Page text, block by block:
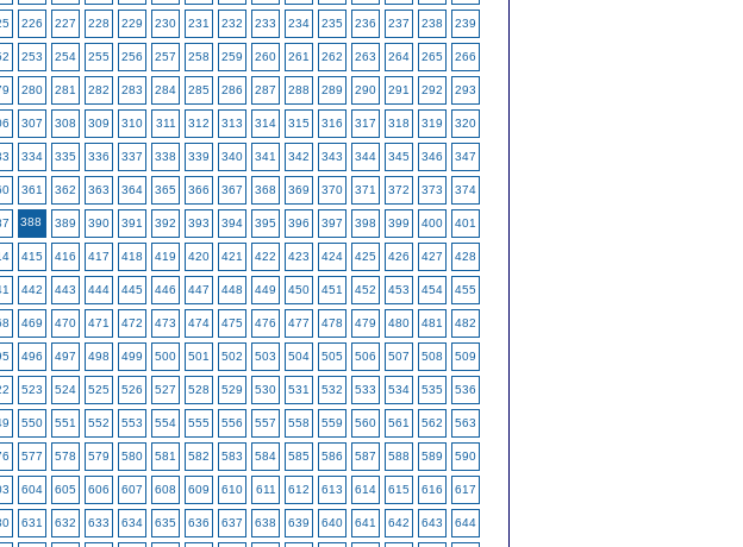
226 227 228 229 230 231 232 233 234 235 236 237 238 239
253 254 255 256 257 258 259 260 261 262 263 264 265 266
280 281 282 283 284 285 286 287 288 289 290 291 292 293
307 308 309 310 311 312 313 314 315 316 317 318 319 320
334 335 336 337 338 339 340 341 342 343 344 345 346 347
361 362 363 364 365 366 367 368 369 370 371 372 373 374
388 389 390 391 392 393 394 395 396 397 398 399 400 401
415 416 417 418 419 420 421 422 423 424 425 426 427 428
442 443 444 445 446 447 448 449 450 451 452 453 454 455
469 470 471 472 473 474 475 476 477 478 479 480 481 482
496 497 498 499 500 501 502 503 504 505 506 507 508 509
523 524 525 526 527 528 529 530 531 532 533 534 535 536
550 551 552 553 554 555 556 557 558 559 560 561 562 563
577 578 579 580 581 582 583 584 585 586 587 588 589 590
604 605 606 607 608 609 610 611 612 613 614 615 616 617
631 632 633 634 635 636 637 638 639 640 641 642 643 644